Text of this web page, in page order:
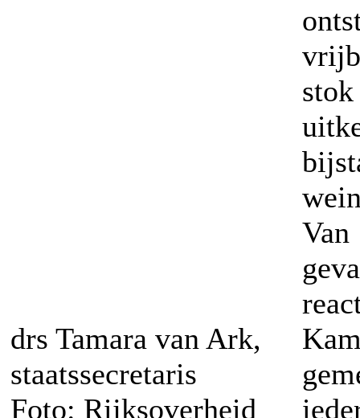
drs Tamara van Ark,
staatssecretaris
Foto: Rijksoverheid